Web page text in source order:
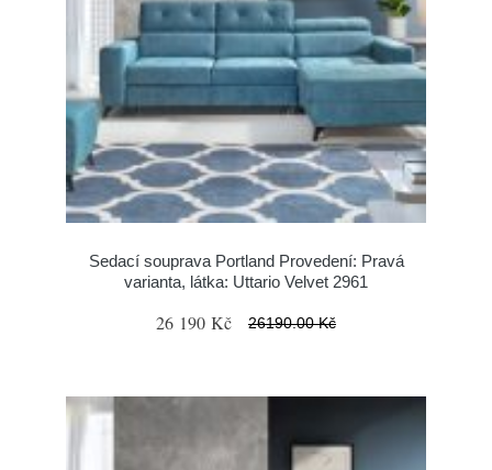
Sedací souprava Portland Provedení: Pravá
varianta, látka: Uttario Velvet 2961
26 190 Kč 26190.00 Kč